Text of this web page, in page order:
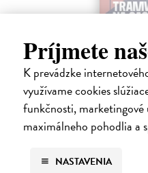
Príjmete
K prevádzke
využívame cookies
funkčnosti, marketingové
maximálneho pohodlia a
NASTAVENIA
Tramwaj na
Sagitarius Petr
| Kniha
Tramwaj Cafe je kavárna v
sbíhají všechny nitky související
musí vyřešit Roman Saran,
Zasielame do 12 dní
15,91 €